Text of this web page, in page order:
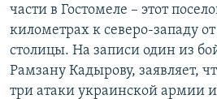
части в Гостомеле – этот
километрах к северо-западу
столицы. На записи один из
Рамзану Кадырову, заявляет,
три атаки украинской армии и